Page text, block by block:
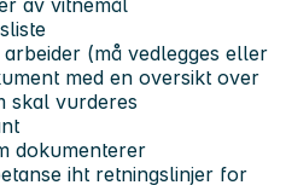
av vitnemål
(må vedlegges eller
med en oversikt over
skal vurderes
dokumenterer
iht retningslinjer for